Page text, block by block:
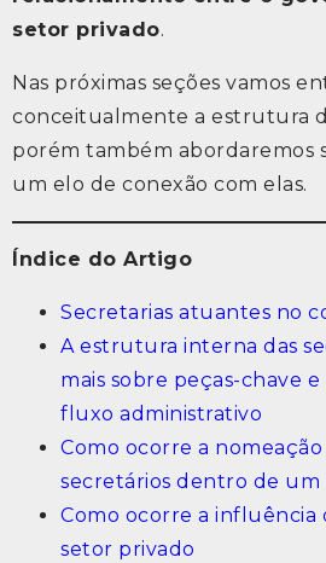
setor privado.
Nas próximas seções vamos
conceitualmente a estrutura
porém também abordaremos
um elo de conexão com elas.
Índice do Artigo
Secretarias atuantes no
A estrutura interna das
mais sobre peças-chave
fluxo administrativo
Como ocorre a
secretários dentro de um
Como ocorre a influência
setor privado